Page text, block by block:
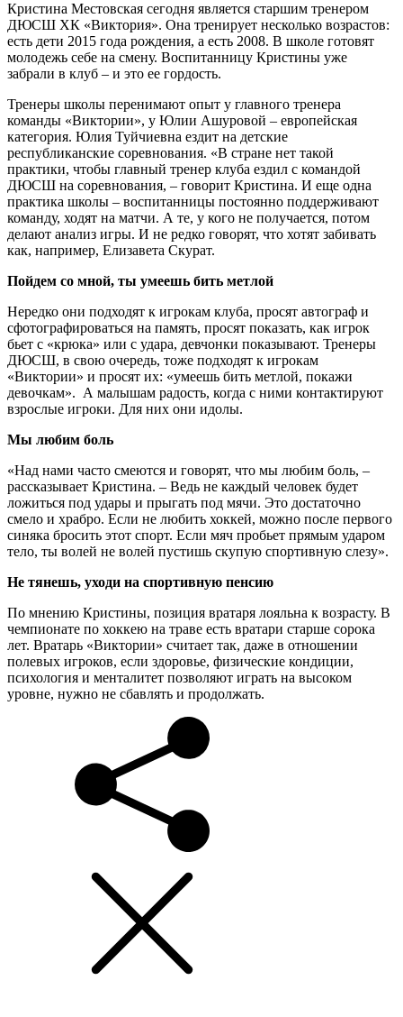
Кристина Местовская сегодня является старшим тренером
ДЮСШ ХК «Виктория». Она тренирует несколько возрастов:
есть дети 2015 года рождения, а есть 2008. В школе готовят
молодежь себе на смену. Воспитанницу Кристины уже
забрали в клуб – и это ее гордость.
Тренеры школы перенимают опыт у главного тренера
команды «Виктории», у Юлии Ашуровой – европейская
категория. Юлия Туйчиевна ездит на детские
республиканские соревнования. «В стране нет такой
практики, чтобы главный тренер клуба ездил с командой
ДЮСШ на соревнования, – говорит Кристина. И еще одна
практика школы – воспитанницы постоянно поддерживают
команду, ходят на матчи. А те, у кого не получается, потом
делают анализ игры. И не редко говорят, что хотят забивать
как, например, Елизавета Скурат.
Пойдем со мной, ты умеешь бить метлой
Нередко они подходят к игрокам клуба, просят автограф и
сфотографироваться на память, просят показать, как игрок
бьет с «крюка» или с удара, девчонки показывают. Тренеры
ДЮСШ, в свою очередь, тоже подходят к игрокам
«Виктории» и просят их: «умеешь бить метлой, покажи
девочкам». А малышам радость, когда с ними контактируют
взрослые игроки. Для них они идолы.
Мы любим боль
«Над нами часто смеются и говорят, что мы любим боль, –
рассказывает Кристина. – Ведь не каждый человек будет
ложиться под удары и прыгать под мячи. Это достаточно
смело и храбро. Если не любить хоккей, можно после первого
синяка бросить этот спорт. Если мяч пробьет прямым ударом
тело, ты волей не волей пустишь скупую спортивную слезу».
Не тянешь, уходи на спортивную пенсию
По мнению Кристины, позиция вратаря лояльна к возрасту. В
чемпионате по хоккею на траве есть вратари старше сорока
лет. Вратарь «Виктории» считает так, даже в отношении
полевых игроков, если здоровье, физические кондиции,
психология и менталитет позволяют играть на высоком
уровне, нужно не сбавлять и продолжать.